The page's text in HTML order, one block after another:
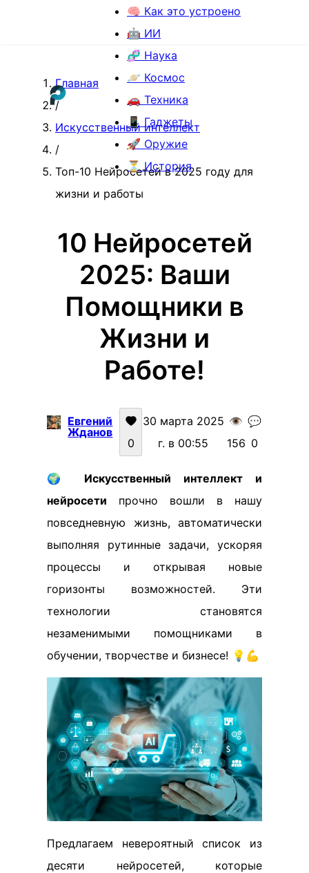
🧠 Как это устроено
🤖 ИИ
🧬 Наука
🪐 Космос
🚗 Техника
📱 Гаджеты
🚀 Оружие
⏳ История
Главная
/
Искусственный интеллект
/
Топ-10 Нейросетей в 2025 году для
жизни и работы
10 Нейросетей
2025: Ваши
Помощники в
Жизни и
Работе!
Евгений
Жданов
0
30 марта 2025
г. в 00:55
👁️
156
💬
0
🌍 Искусственный интеллект и
нейросети прочно вошли в нашу
повседневную жизнь, автоматически
выполняя рутинные задачи, ускоряя
процессы и открывая новые
горизонты возможностей. Эти
технологии становятся
незаменимыми помощниками в
обучении, творчестве и бизнесе! 💡💪
Предлагаем невероятный список из
десяти нейросетей, которые